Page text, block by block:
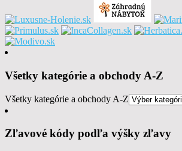
Všetky kategórie a obchody A-Z
Všetky kategórie a obchody A-Z
Zľavové kódy podľa výšky zľavy